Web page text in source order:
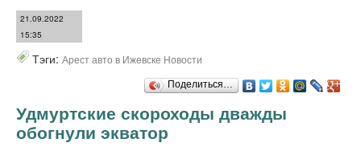
21.09.2022
15:35
Тэги: Арест авто в Ижевске Новости
Поделиться…
Удмуртские скороходы дважды
обогнули экватор